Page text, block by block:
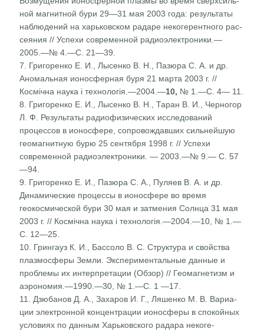
ной магнитной бури 29—31 мая 2003 года: результаты
наблюдений на харьковском радаре некогерентного рас­
сеяния // Успехи современной радиоэлектроники.—
2005.—№ 4.—С. 21—39.
7. Григоренко Е. И., Лысенко В. Н., Пазюра С. А. и др.
Аномальная ионосферная буря 21 марта 2003 г. //
Космічна наука і технологія.—2004.—10, № 1.—С. 4— 11.
8. Григоренко Е. И., Лысенко В. Н., Таран В. И., Черно­гор
Л. Ф. Результаты радиофизических исследований
процессов в ионосфере, сопровождавших сильнейшую
геомагнитную бурю 25 сентября 1998 г. // Успехи
современной радиоэлектроники. — 2003.—№ 9.— С. 57
—94.
9. Григоренко Е. И., Пазюра С. А., Пуляев В. А. и др.
Динамические процессы в ионосфере во время
геокосмической бури 30 мая и затмения Солнца 31 мая
2003 г. // Космічна наука і технологія.—2004.—10, № 1.—
С. 12—25.
10. Грингауз К. И., Бассоло В. С. Структура и свойства
плазмосферы Земли. Экспериментальные данные и
проблемы их интерпретации (Обзор) // Геомагнетизм и
аэрономия.—1990.—30, № 1.—С. 1 —17.
11. Дзюбанов Д. А., Захаров И. Г., Ляшенко М. В. Вариа­
ции электронной концентрации ионосферы в спокой­ных
условиях по данным Харьковского радара некоге­